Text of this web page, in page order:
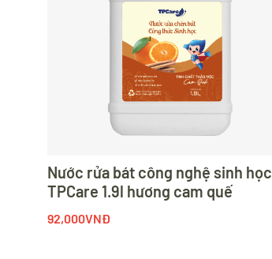
Nước rửa bát công nghệ sinh học
TPCare 1.9l hương cam quế
92,000VNĐ